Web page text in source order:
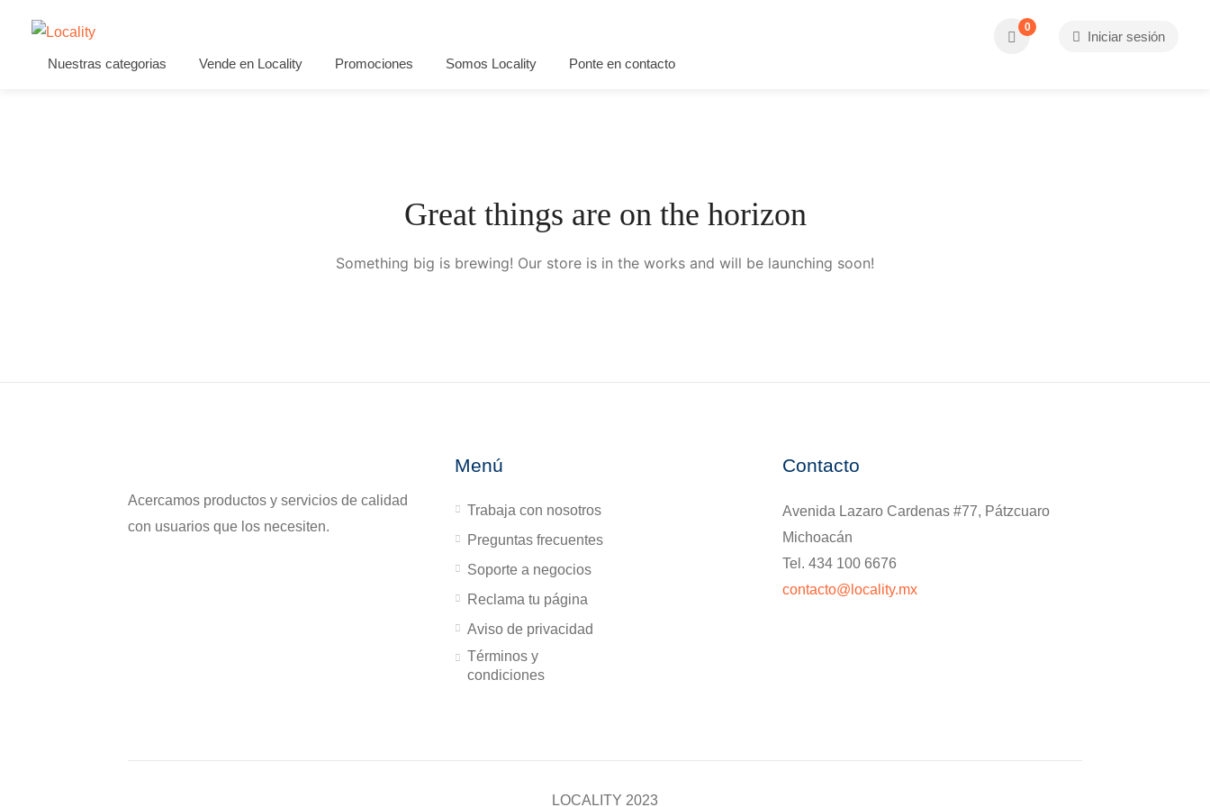
Nuestras categorias Vende en Locality Promociones Somos Locality Ponte en contacto
0
Iniciar sesión
Great things are on the horizon
Something big is brewing! Our store is in the works and will be launching soon!
Acercamos productos y servicios de calidad
con usuarios que los necesiten.
Menú
Trabaja con nosotros
Preguntas frecuentes
Soporte a negocios
Reclama tu página
Aviso de privacidad
Términos y
condiciones
Contacto
Avenida Lazaro Cardenas #77, Pátzcuaro
Michoacán
Tel. 434 100 6676
contacto@locality.mx
LOCALITY 2023